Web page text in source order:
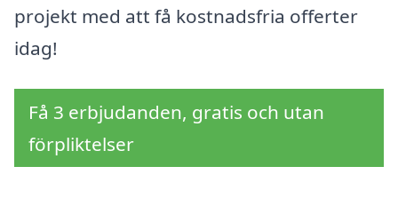
projekt med att få kostnadsfria offerter
idag!
Få 3 erbjudanden, gratis och utan
förpliktelser